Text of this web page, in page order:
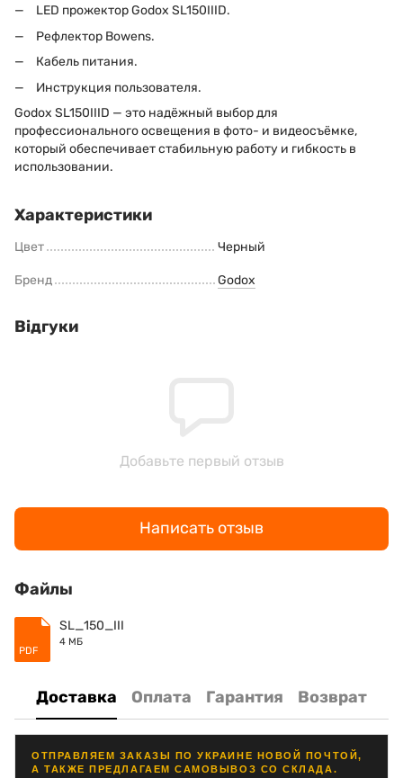
LED прожектор Godox SL150IIID.
Рефлектор Bowens.
Кабель питания.
Инструкция пользователя.
Godox SL150IIID — это надёжный выбор для
профессионального освещения в фото- и видеосъёмке,
который обеспечивает стабильную работу и гибкость в
использовании.
Характеристики
Цвет Черный
Бренд Godox
Відгуки
Добавьте первый отзыв
Написать отзыв
Файлы
PDF
SL_150_III
4 МБ
Доставка Оплата Гарантия Возврат
ОТПРАВЛЯЕМ ЗАКАЗЫ ПО УКРАИНЕ НОВОЙ ПОЧТОЙ,
А ТАКЖЕ ПРЕДЛАГАЕМ САМОВЫВОЗ СО СКЛАДА.